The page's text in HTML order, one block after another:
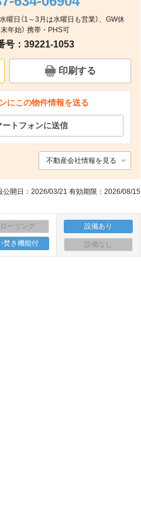
その他
曜日（1～3月は水曜日も営業）、GW休
年始） 携帯・PHS可
号：39221-1053
印刷する
にこの物件情報を送る
トフォンに送信
不動産会社情報を見る
公開日：2026/03/21 有効期限：2026/08/15
ーリング
焚き機能付
設備あり
設備なし